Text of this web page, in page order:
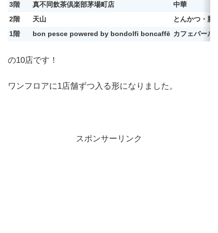
3階
真不同飲茶倶楽部茅場町店
中華
2階
天山
とんかつ・豚
1階
bon pesce powered by bondolfi boncaffē カフェバール
の10店です！
ワンフロアに1店舗ずつ入る形になりました。
スポンサーリンク